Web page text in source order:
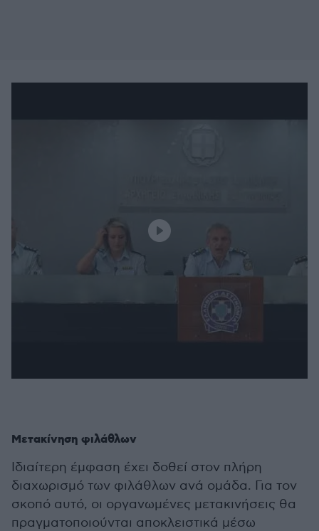
Μετακίνηση φιλάθλων
Ιδιαίτερη έμφαση έχει δοθεί στον πλήρη
διαχωρισμό των φιλάθλων ανά ομάδα. Για τον
σκοπό αυτό, οι οργανωμένες μετακινήσεις θα
πραγματοποιούνται αποκλειστικά μέσω